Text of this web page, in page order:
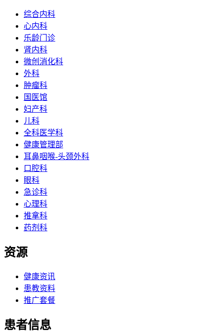
综合内科
心内科
乐龄门诊
肾内科
微创消化科
外科
肿瘤科
国医馆
妇产科
儿科
全科医学科
健康管理部
耳鼻咽喉-头颈外科
口腔科
眼科
急诊科
心理科
推拿科
药剂科
资源
健康资讯
患教资料
推广套餐
患者信息